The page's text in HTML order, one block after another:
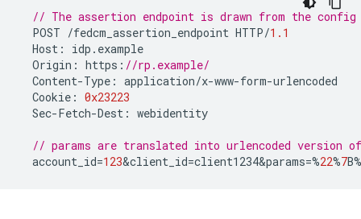
// The assertion endpoint is drawn from the
POST /fedcm_assertion_endpoint HTTP/1.1
Host : idp . example
Origin : https : //rp.example/
Content-Type : application/x-www-form-urlencoded
Cookie : 0x23223
Sec-Fetch-Dest : webidentity
// params are translated into urlencoded version
account_id=123&client_id=client1234&params=%22%7B%